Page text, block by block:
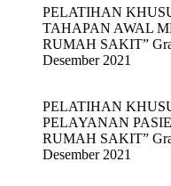
PELATIHAN
TAHAPAN AWAL
RUMAH SAKIT”
Desember 2021
PELATIHAN
PELAYANAN
RUMAH SAKIT”
Desember 2021